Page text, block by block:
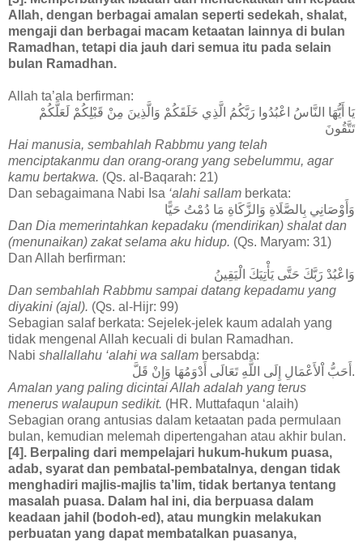
Allah, dengan berbagai amalan seperti sedekah, shalat,
mengaji dan berbagai macam ketaatan lainnya di bulan
Ramadhan, tetapi dia jauh dari semua itu pada selain
bulan Ramadhan.
Allah ta’ala berfirman:
يَا أَيُّهَا النَّاسُ اعْبُدُوا رَبَّكُمُ الَّذِي خَلَقَكُمْ وَالَّذِينَ مِنْ قَبْلِكُمْ لَعَلَّكُمْ
تَتَّقُونَ
Hai manusia, sembahlah Rabbmu yang telah
menciptakanmu dan orang-orang yang sebelummu, agar
kamu bertakwa. (Qs. al-Baqarah: 21)
Dan sebagaimana Nabi Isa ‘alahi sallam berkata:
وَأَوْصَانِي بِالصَّلَاةِ وَالزَّكَاةِ مَا دُمْتُ حَيًّا
Dan Dia memerintahkan kepadaku (mendirikan) shalat dan
(menunaikan) zakat selama aku hidup. (Qs. Maryam: 31)
Dan Allah berfirman:
وَاعْبُدْ رَبَّكَ حَتَّى يَأْتِيَكَ الْيَقِينُ
Dan sembahlah Rabbmu sampai datang kepadamu yang
diyakini (ajal). (Qs. al-Hijr: 99)
Sebagian salaf berkata: Sejelek-jelek kaum adalah yang
tidak mengenal Allah kecuali di bulan Ramadhan.
Nabi shallallahu ‘alahi wa sallam bersabda:
أَحَبُّ اْلأَعْمَالِ إِلَى اللَّهِ تَعَالَى أَدْوَمُهَا وَإِنْ قَلَّ.
Amalan yang paling dicintai Allah adalah yang terus
menerus walaupun sedikit. (HR. Muttafaqun ‘alaih)
Sebagian orang antusias dalam ketaatan pada permulaan
bulan, kemudian melemah dipertengahan atau akhir bulan.
[4]. Berpaling dari mempelajari hukum-hukum puasa,
adab, syarat dan pembatal-pembatalnya, dengan tidak
menghadiri majlis-majlis ta’lim, tidak bertanya tentang
masalah puasa. Dalam hal ini, dia berpuasa dalam
keadaan jahil (bodoh-ed), atau mungkin melakukan
perbuatan yang dapat membatalkan puasanya,